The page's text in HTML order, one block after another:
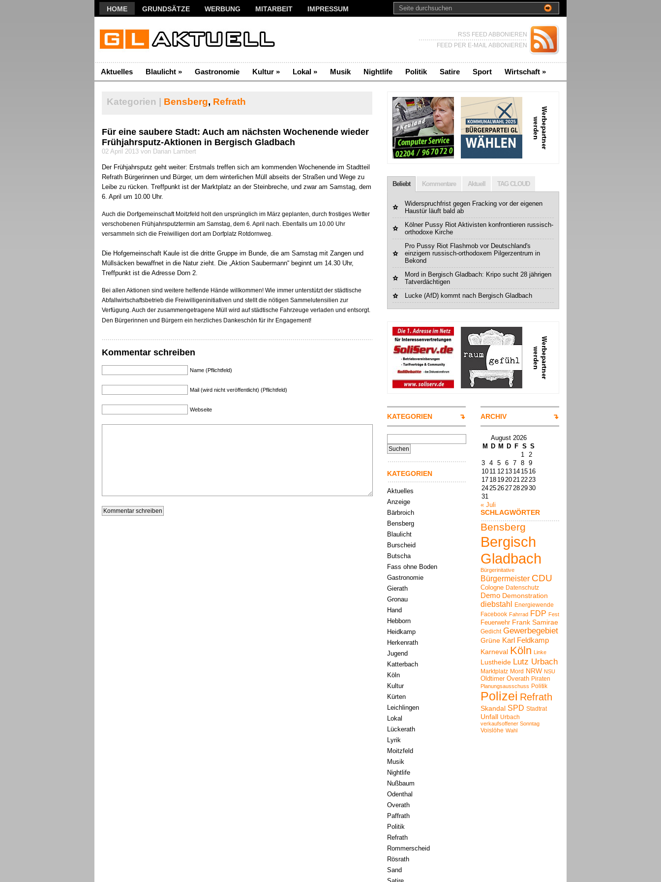
HOME GRUNDSÄTZE WERBUNG MITARBEIT IMPRESSUM
RSS FEED ABBONIEREN
FEED PER E-MAIL ABBONIEREN
Aktuelles Blaulicht » Gastronomie Kultur » Lokal » Musik Nightlife Politik Satire Sport Wirtschaft »
Kategorien | Bensberg, Refrath
Für eine saubere Stadt: Auch am nächsten Wochenende wieder
Frühjahrsputz-Aktionen in Bergisch Gladbach
02 April 2013 von Darian Lambert
Der Frühjahrsputz geht weiter: Erstmals treffen sich am kommenden Wochenende im Stadtteil
Refrath Bürgerinnen und Bürger, um dem winterlichen Müll abseits der Straßen und Wege zu
Leibe zu rücken. Treffpunkt ist der Marktplatz an der Steinbreche, und zwar am Samstag, dem
6. April um 10.00 Uhr.
Auch die Dorfgemeinschaft Moitzfeld holt den ursprünglich im März geplanten, durch frostiges Wetter
verschobenen Frühjahrsputztermin am Samstag, dem 6. April nach. Ebenfalls um 10.00 Uhr
versammeln sich die Freiwilligen dort am Dorfplatz Rotdornweg.
Die Hofgemeinschaft Kaule ist die dritte Gruppe im Bunde, die am Samstag mit Zangen und
Müllsäcken bewaffnet in die Natur zieht. Die „Aktion Saubermann“ beginnt um 14.30 Uhr,
Treffpunkt ist die Adresse Dorn 2.
Bei allen Aktionen sind weitere helfende Hände willkommen! Wie immer unterstützt der städtische
Abfallwirtschaftsbetrieb die Freiwilligeninitiativen und stellt die nötigen Sammelutensilien zur
Verfügung. Auch der zusammengetragene Müll wird auf städtische Fahrzeuge verladen und entsorgt.
Den Bürgerinnen und Bürgern ein herzliches Dankeschön für ihr Engagement!
Kommentar schreiben
Name (Pflichtfeld)
Mail (wird nicht veröffentlicht) (Pflichtfeld)
Webseite
Beliebt Kommentare Aktuell TAG CLOUD
Widerspruchfrist gegen Fracking vor der eigenen
Haustür läuft bald ab
Kölner Pussy Riot Aktivisten konfrontieren russisch-
orthodoxe Kirche
Pro Pussy Riot Flashmob vor Deutschland's
einzigem russisch-orthodoxem Pilgerzentrum in
Bekond
Mord in Bergisch Gladbach: Kripo sucht 28 jährigen
Tatverdächtigen
Lucke (AfD) kommt nach Bergisch Gladbach
KATEGORIEN
nach:
KATEGORIEN
Aktuelles
Anzeige
Bärbroich
Bensberg
Blaulicht
Burscheid
Butscha
Fass ohne Boden
Gastronomie
Gierath
Gronau
Hand
Hebborn
Heidkamp
Herkenrath
Jugend
Katterbach
Köln
Kultur
Kürten
Leichlingen
Lokal
Lückerath
Lyrik
Moitzfeld
Musik
Nightlife
Nußbaum
Odenthal
Overath
Paffrath
Politik
Refrath
Rommerscheid
Rösrath
Sand
ARCHIV
August 2026
M
D M D F S S
1 2
3 4 5 6 7 8 9
10 11 12 13 14 15 16
17 18 1920212223
24252627282930
31
« Juli
SCHLAGWÖRTER
Bensberg
Bergisch
Gladbach
Bürgerinitative
Bürgermeister CDU
Cologne Datenschutz
Demo Demonstration
diebstahl Energiewende
Facebook Fahrrad FDP Fest
Feuerwehr Frank Samirae
Gedicht Gewerbegebiet
Grüne Karl Feldkamp
Karneval Köln Linke
Lustheide Lutz Urbach
Marktplatz Mord NRW NSU
Oldtimer Overath Piraten
Planungsausschuss Politik
Polizei Refrath
Skandal SPD Stadtrat
Unfall Urbach
verkaufsoffener Sonntag
Voislöhe Wahl